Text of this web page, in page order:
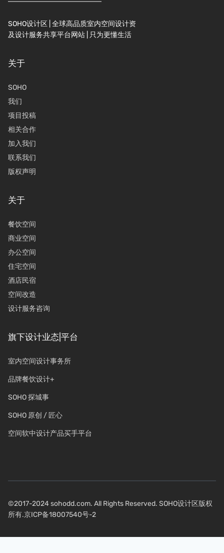
SOHO设计区 | 全球高品质室内空间设计资
及设计服务共享平台网站 | 只为更懂生活
关于
SOHO
我们
项目投稿
相关合作
加入我们
联系我们
版权声明
关于
餐饮空间
商业空间
办公空间
住宅空间
酒店民宿
空间改造
设计服务咨询
旗下设计业态|平台
室内空间设计事务所
品牌餐饮设计+
SOHO 探城事
SOHO 原创 / 匠心
空间软中设计产品买手平台
©2017-2024 sohodd.com. All Rights Reserved. SOHO设计区版权
所有.京ICP备18007540号-2